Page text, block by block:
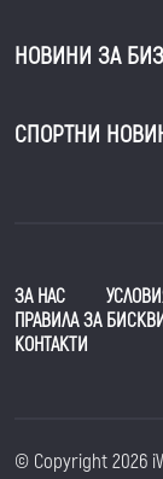
НОВИНИ ЗА
СПОРТНИ
ЗА НАС
ПРАВИЛА ЗА
КОНТАКТИ
© Copyright 2026